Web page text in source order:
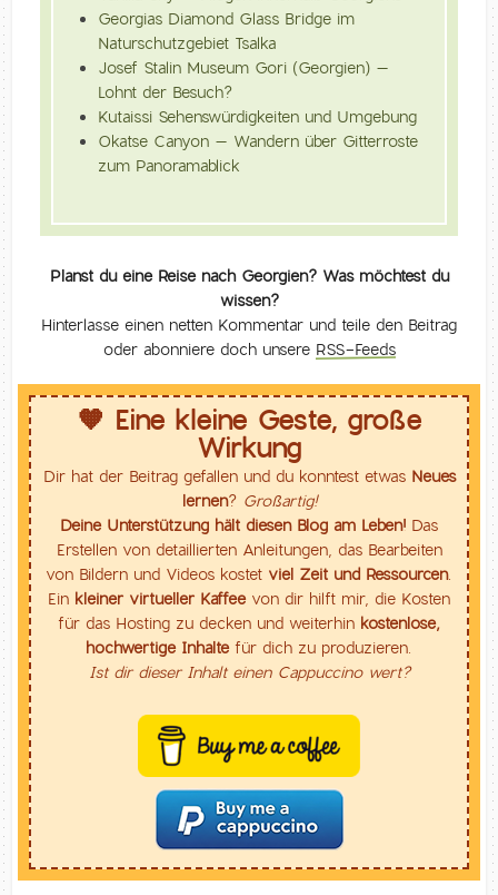
Georgias Diamond Glass Bridge im
Naturschutzgebiet Tsalka
Josef Stalin Museum Gori (Georgien) –
Lohnt der Besuch?
Kutaissi Sehenswürdigkeiten und Umgebung
Okatse Canyon – Wandern über Gitterroste
zum Panoramablick
Planst du eine Reise nach Georgien? Was möchtest du
wissen?
Hinterlasse einen netten Kommentar und teile den Beitrag
oder abonniere doch unsere RSS-Feeds
🧡 Eine kleine Geste, große
Wirkung
Dir hat der Beitrag gefallen und du konntest etwas Neues
lernen? Großartig!
Deine Unterstützung hält diesen Blog am Leben! Das
Erstellen von detaillierten Anleitungen, das Bearbeiten
von Bildern und Videos kostet viel Zeit und Ressourcen.
Ein kleiner virtueller Kaffeevon dir hilft mir, die Kosten
für das Hosting zu decken und weiterhin kostenlose,
hochwertige Inhaltefür dich zu produzieren.
Ist dir dieser Inhalt einen Cappuccino wert?